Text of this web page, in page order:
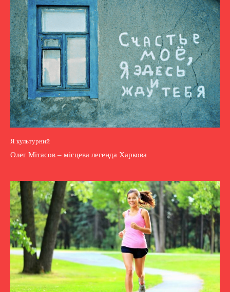
Я культурний
Олег Мітасов – місцева легенда Харкова